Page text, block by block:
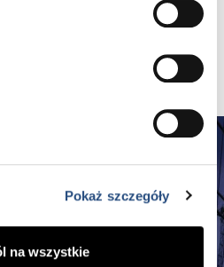
Pokaż szczegóły
na wszystkie
poznanie wakacyjnej
Volvo Car Warszawa